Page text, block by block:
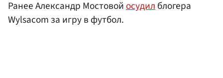
Ранее Александр Мостовойосудилблогера
Wylsacom за игру в футбол.